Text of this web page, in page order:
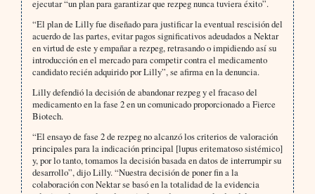
ejecutar “un plan para garantizar que rezpeg nunca tuviera éxito”.
“El plan de Lilly fue diseñado para justificar la eventual rescisión del
acuerdo de las partes, evitar pagos significativos adeudados a Nektar
en virtud de este y empañar a rezpeg, retrasando o impidiendo así su
introducción en el mercado para competir contra el medicamento
candidato recién adquirido por Lilly”, se afirma en la denuncia.
Lilly defendió la decisión de abandonar rezpeg y el fracaso del
medicamento en la fase 2 en un comunicado proporcionado a Fierce
Biotech.
“El ensayo de fase 2 de rezpeg no alcanzó los criterios de valoración
principales para la indicación principal [lupus eritematoso sistémico]
y, por lo tanto, tomamos la decisión basada en datos de interrumpir su
desarrollo”, dijo Lilly. “Nuestra decisión de poner fin a la
colaboración con Nektar se basó en la totalidad de la evidencia